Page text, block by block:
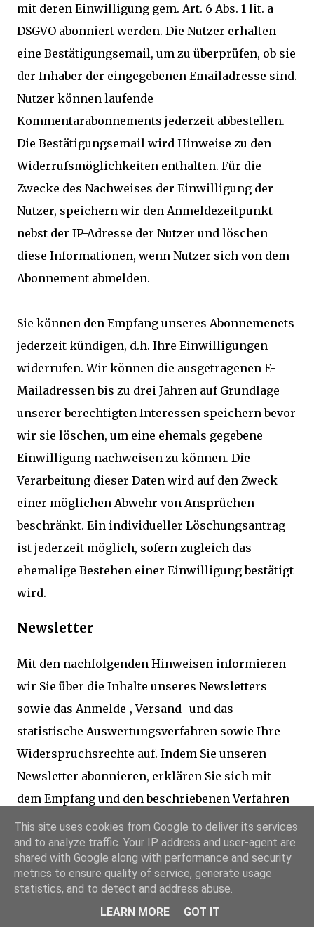
mit deren Einwilligung gem. Art. 6 Abs. 1 lit. a
DSGVO abonniert werden. Die Nutzer erhalten
eine Bestätigungsemail, um zu überprüfen, ob sie
der Inhaber der eingegebenen Emailadresse sind.
Nutzer können laufende
Kommentarabonnements jederzeit abbestellen.
Die Bestätigungsemail wird Hinweise zu den
Widerrufsmöglichkeiten enthalten. Für die
Zwecke des Nachweises der Einwilligung der
Nutzer, speichern wir den Anmeldezeitpunkt
nebst der IP-Adresse der Nutzer und löschen
diese Informationen, wenn Nutzer sich von dem
Abonnement abmelden.
Sie können den Empfang unseres Abonnemenets
jederzeit kündigen, d.h. Ihre Einwilligungen
widerrufen. Wir können die ausgetragenen E-
Mailadressen bis zu drei Jahren auf Grundlage
unserer berechtigten Interessen speichern bevor
wir sie löschen, um eine ehemals gegebene
Einwilligung nachweisen zu können. Die
Verarbeitung dieser Daten wird auf den Zweck
einer möglichen Abwehr von Ansprüchen
beschränkt. Ein individueller Löschungsantrag
ist jederzeit möglich, sofern zugleich das
ehemalige Bestehen einer Einwilligung bestätigt
wird.
Newsletter
Mit den nachfolgenden Hinweisen informieren
wir Sie über die Inhalte unseres Newsletters
sowie das Anmelde-, Versand- und das
statistische Auswertungsverfahren sowie Ihre
Widerspruchsrechte auf. Indem Sie unseren
Newsletter abonnieren, erklären Sie sich mit
dem Empfang und den beschriebenen Verfahren
einverstanden.
Inhalt des Newsletters: Wir versenden
Newsletter, E-Mails und weitere elektronische
Benachrichtigungen mit werblichen
This site uses cookies from Google to deliver its services
and to analyze traffic. Your IP address and user-agent are
shared with Google along with performance and security
metrics to ensure quality of service, generate usage
statistics, and to detect and address abuse.
LEARN MORE
GOT IT